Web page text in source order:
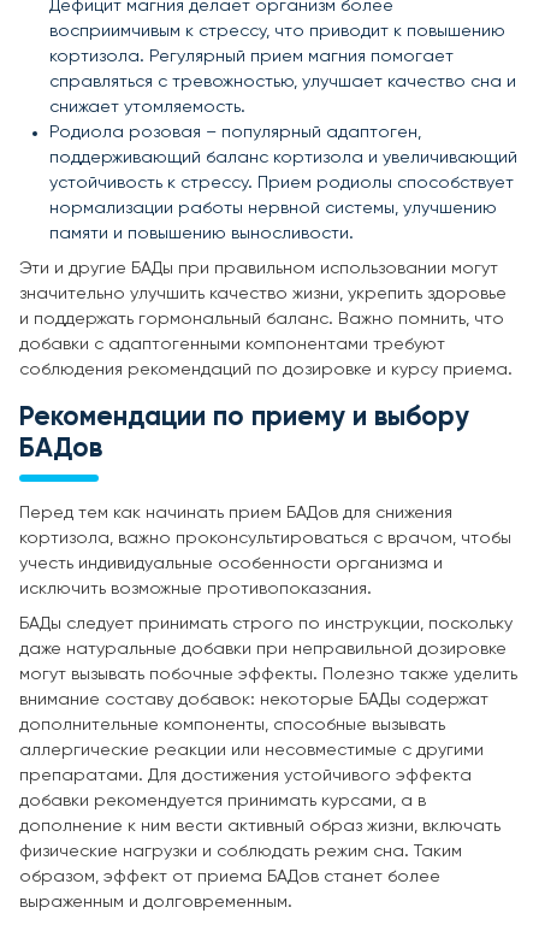
Дефицит магния делает организм более
восприимчивым к стрессу, что приводит к повышению
кортизола. Регулярный прием магния помогает
справляться с тревожностью, улучшает качество сна и
снижает утомляемость.
Родиола розовая – популярный адаптоген,
поддерживающий баланс кортизола и увеличивающий
устойчивость к стрессу. Прием родиолы способствует
нормализации работы нервной системы, улучшению
памяти и повышению выносливости.
Эти и другие БАДы при правильном использовании могут
значительно улучшить качество жизни, укрепить здоровье
и поддержать гормональный баланс. Важно помнить, что
добавки с адаптогенными компонентами требуют
соблюдения рекомендаций по дозировке и курсу приема.
Рекомендации по приему и выбору
БАДов
Перед тем как начинать прием БАДов для снижения
кортизола, важно проконсультироваться с врачом, чтобы
учесть индивидуальные особенности организма и
исключить возможные противопоказания.
БАДы следует принимать строго по инструкции, поскольку
даже натуральные добавки при неправильной дозировке
могут вызывать побочные эффекты. Полезно также уделить
внимание составу добавок: некоторые БАДы содержат
дополнительные компоненты, способные вызывать
аллергические реакции или несовместимые с другими
препаратами. Для достижения устойчивого эффекта
добавки рекомендуется принимать курсами, а в
дополнение к ним вести активный образ жизни, включать
физические нагрузки и соблюдать режим сна. Таким
образом, эффект от приема БАДов станет более
выраженным и долговременным.